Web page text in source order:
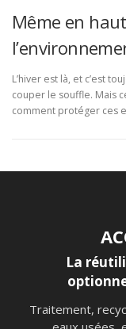
Même en
L’hiver est là, et c’est
couper le souffle. Mais
comment protéger ces
La
Traitement,